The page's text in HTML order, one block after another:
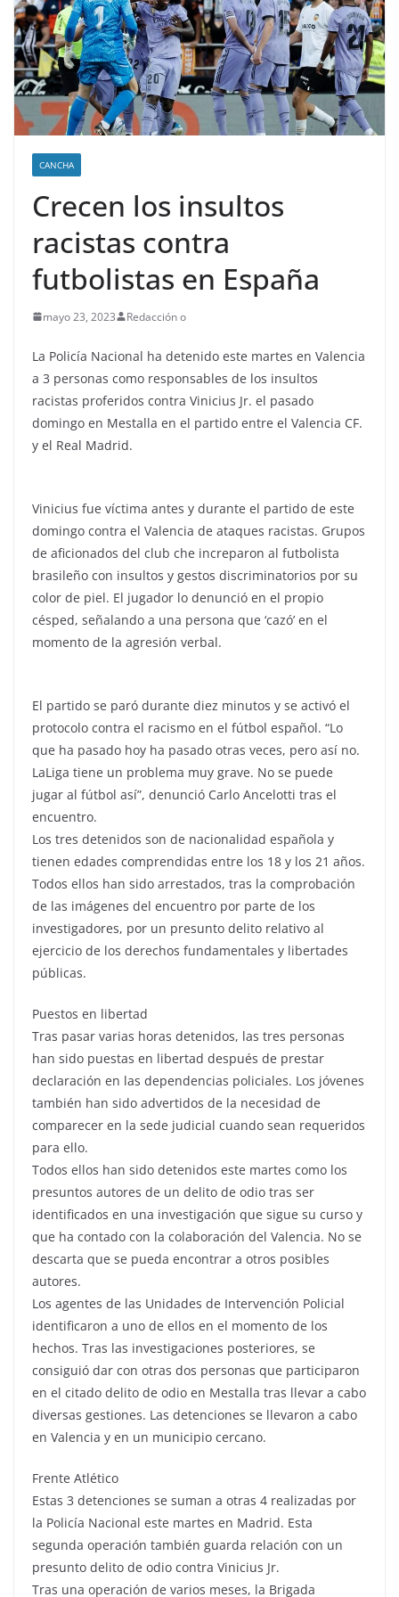
CANCHA
Crecen los insultos
racistas contra
futbolistas en España
mayo 23, 2023 Redacción o
La Policía Nacional ha detenido este martes en Valencia
a 3 personas como responsables de los insultos
racistas proferidos contra Vinicius Jr. el pasado
domingo en Mestalla en el partido entre el Valencia CF.
y el Real Madrid.
Vinicius fue víctima antes y durante el partido de este
domingo contra el Valencia de ataques racistas. Grupos
de aficionados del club che increparon al futbolista
brasileño con insultos y gestos discriminatorios por su
color de piel. El jugador lo denunció en el propio
césped, señalando a una persona que ‘cazó’ en el
momento de la agresión verbal.
El partido se paró durante diez minutos y se activó el
protocolo contra el racismo en el fútbol español. “Lo
que ha pasado hoy ha pasado otras veces, pero así no.
LaLiga tiene un problema muy grave. No se puede
jugar al fútbol así”, denunció Carlo Ancelotti tras el
encuentro.
Los tres detenidos son de nacionalidad española y
tienen edades comprendidas entre los 18 y los 21 años.
Todos ellos han sido arrestados, tras la comprobación
de las imágenes del encuentro por parte de los
investigadores, por un presunto delito relativo al
ejercicio de los derechos fundamentales y libertades
públicas.
Puestos en libertad
Tras pasar varias horas detenidos, las tres personas
han sido puestas en libertad después de prestar
declaración en las dependencias policiales. Los jóvenes
también han sido advertidos de la necesidad de
comparecer en la sede judicial cuando sean requeridos
para ello.
Todos ellos han sido detenidos este martes como los
presuntos autores de un delito de odio tras ser
identificados en una investigación que sigue su curso y
que ha contado con la colaboración del Valencia. No se
descarta que se pueda encontrar a otros posibles
autores.
Los agentes de las Unidades de Intervención Policial
identificaron a uno de ellos en el momento de los
hechos. Tras las investigaciones posteriores, se
consiguió dar con otras dos personas que participaron
en el citado delito de odio en Mestalla tras llevar a cabo
diversas gestiones. Las detenciones se llevaron a cabo
en Valencia y en un municipio cercano.
Frente Atlético
Estas 3 detenciones se suman a otras 4 realizadas por
la Policía Nacional este martes en Madrid. Esta
segunda operación también guarda relación con un
presunto delito de odio contra Vinicius Jr.
Tras una operación de varios meses, la Brigada